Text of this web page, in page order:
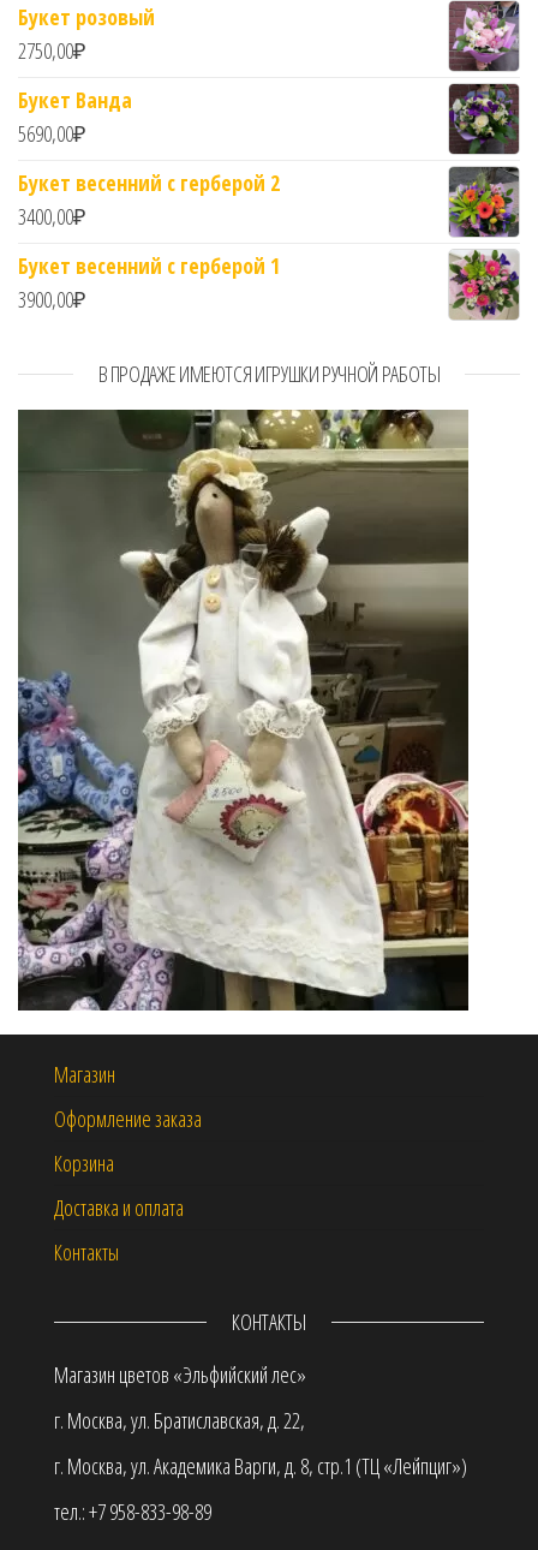
Букет розовый
2750,00₽
Букет Ванда
5690,00₽
Букет весенний с герберой 2
3400,00₽
Букет весенний с герберой 1
3900,00₽
В ПРОДАЖЕ ИМЕЮТСЯ ИГРУШКИ РУЧНОЙ РАБОТЫ
Магазин
Оформление заказа
Корзина
Доставка и оплата
Контакты
КОНТАКТЫ
Магазин цветов «Эльфийский лес»
г. Москва, ул. Братиславская, д. 22,
г. Москва, ул. Академика Варги, д. 8, стр.1 (ТЦ «Лейпциг»)
тел.: +7 958-833-98-89